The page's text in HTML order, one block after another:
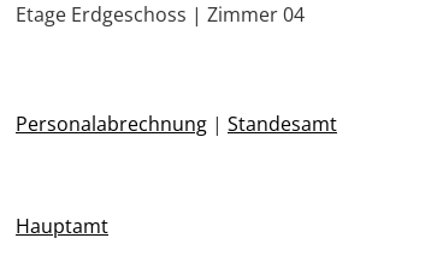
Etage Erdgeschoss | Zimmer 04
Personalabrechnung | Standesamt
Hauptamt